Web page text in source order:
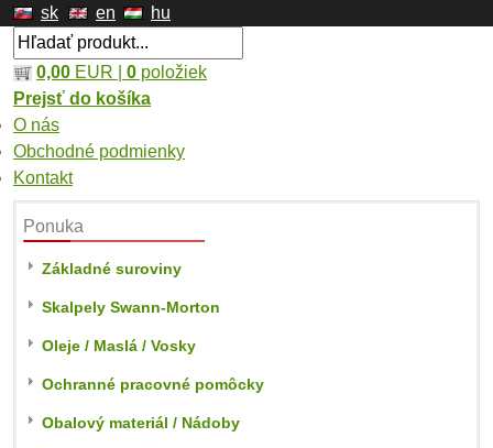
sk en hu
0,00 EUR | 0 položiek
Prejsť do košíka
O nás
Obchodné podmienky
Kontakt
Ponuka
Základné suroviny
Skalpely Swann-Morton
Oleje / Maslá / Vosky
Ochranné pracovné pomôcky
Obalový materiál / Nádoby